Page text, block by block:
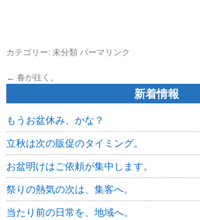
カテゴリー: 未分類 パーマリンク
← 春が往く。
新着情報
もうお盆休み、かな？
立秋は次の販促のタイミング。
お盆明けはご依頼が集中します。
祭りの熱気の次は、集客へ。
当たり前の日常を、地域へ。